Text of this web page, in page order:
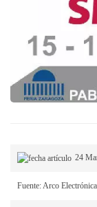
24
Fuente: Arco Electrónica